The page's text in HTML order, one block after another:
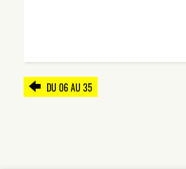
DU 06 AU 35